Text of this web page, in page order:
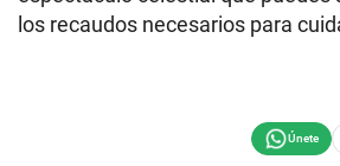
los recaudos necesarios para